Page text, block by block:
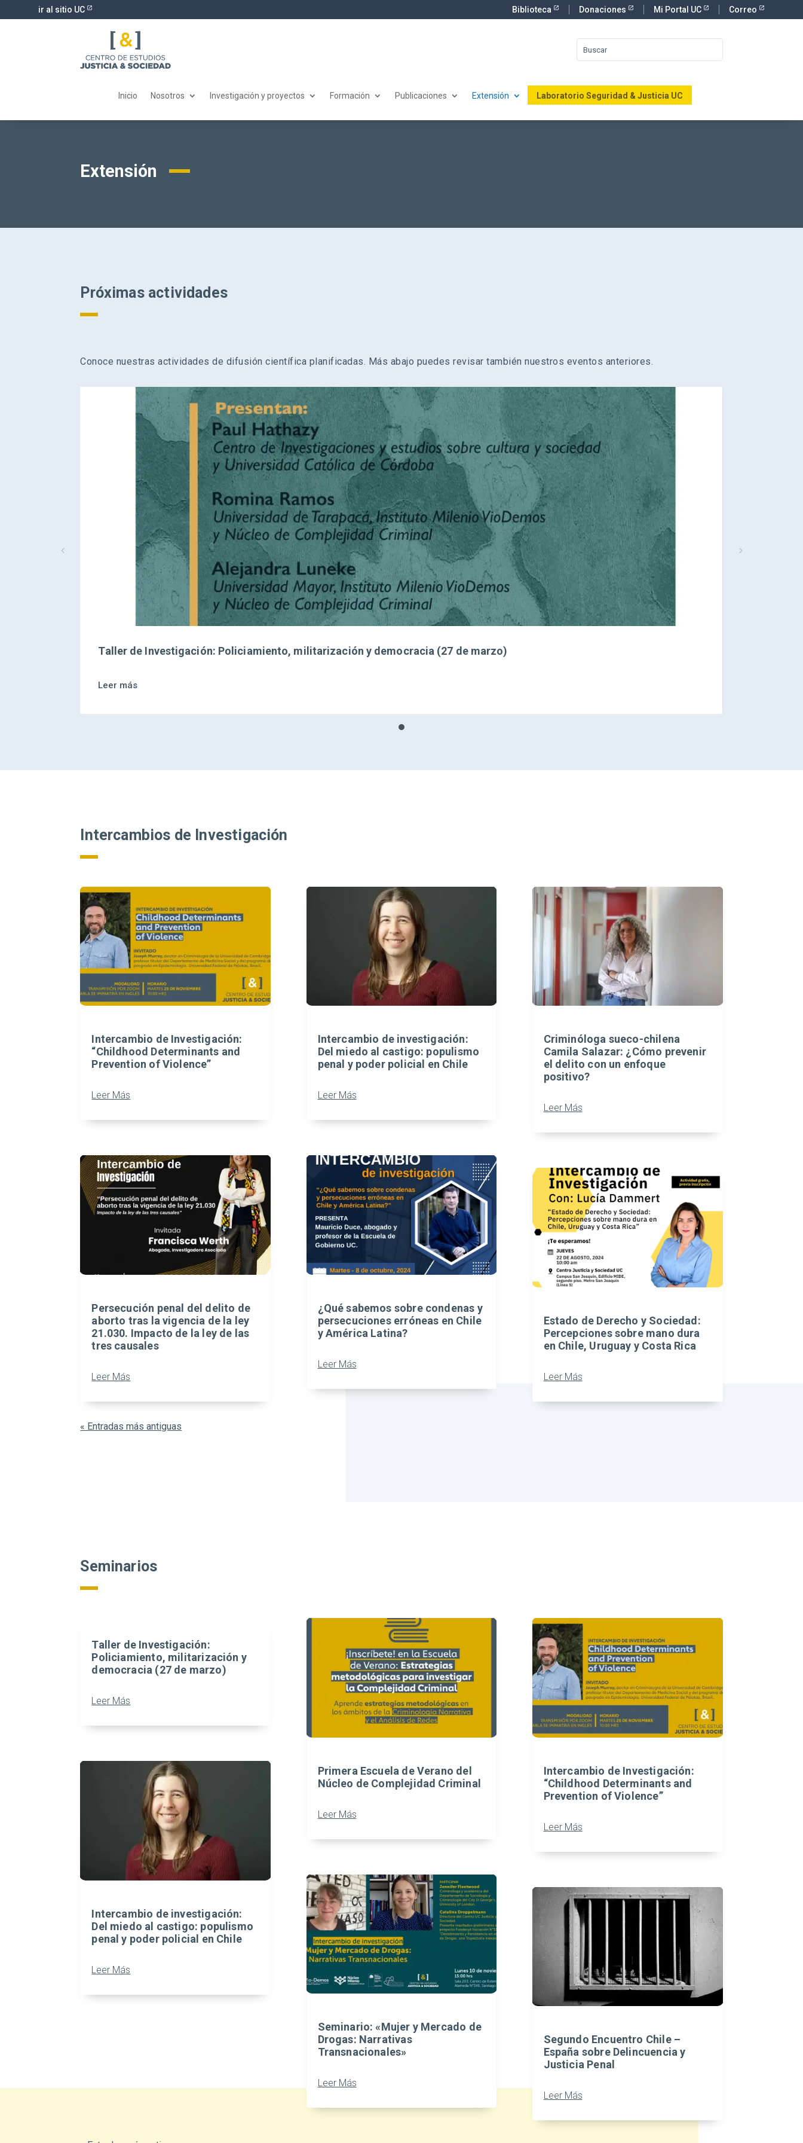
ir al sitio UC Biblioteca Donaciones Mi Portal UC Correo
Inicio Nosotros Investigación y proyectos Formación Publicaciones Extensión Laboratorio Seguridad & Justicia UC
Extensión
Próximas actividades
Conoce nuestras actividades de difusión científica planificadas. Más abajo puedes revisar también nuestros eventos anteriores.
Taller de Investigación: Policiamiento, militarización y democracia (27 de marzo)
Leer más
Intercambios de Investigación
Intercambio de Investigación:
“Childhood Determinants and
Prevention of Violence”
Leer Más
Persecución penal del delito de
aborto tras la vigencia de la ley
21.030. Impacto de la ley de las
tres causales
Leer Más
Intercambio de investigación:
Del miedo al castigo: populismo
penal y poder policial en Chile
Leer Más
¿Qué sabemos sobre condenas y
persecuciones erróneas en Chile
y América Latina?
Leer Más
Criminóloga sueco-chilena
Camila Salazar: ¿Cómo prevenir
el delito con un enfoque
positivo?
Leer Más
Estado de Derecho y Sociedad:
Percepciones sobre mano dura
en Chile, Uruguay y Costa Rica
Leer Más
« Entradas más antiguas
Seminarios
Taller de Investigación:
Policiamiento, militarización y
democracia (27 de marzo)
Leer Más
Intercambio de investigación:
Del miedo al castigo: populismo
penal y poder policial en Chile
Leer Más
Primera Escuela de Verano del
Núcleo de Complejidad Criminal
Leer Más
Seminario: «Mujer y Mercado de
Drogas: Narrativas
Transnacionales»
Leer Más
Intercambio de Investigación:
“Childhood Determinants and
Prevention of Violence”
Leer Más
Segundo Encuentro Chile –
España sobre Delincuencia y
Justicia Penal
Leer Más